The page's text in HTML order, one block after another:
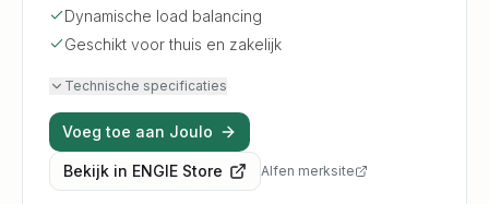
Dynamische load balancing
Geschikt voor thuis en zakelijk
Technische specificaties
Voeg toe aan Joulo
Bekijk in ENGIE Store Alfen merksite